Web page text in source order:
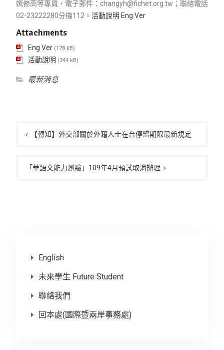
嫣修高等專員，電子郵件：changyh@fichet.org.tw；聯絡電話
02-23222280分機112。 活動說明 Eng Ver
Attachments
Eng Ver (178 kB)
活動說明 (244 kB)
最新消息
章
【轉知】外交部關於外籍人士在台停留期限最新規定
「華語文能力測驗」109年4月預試取消辦理
English
未來學生 Future Student
聯絡我們
回本處(國際暨兩岸事務處)